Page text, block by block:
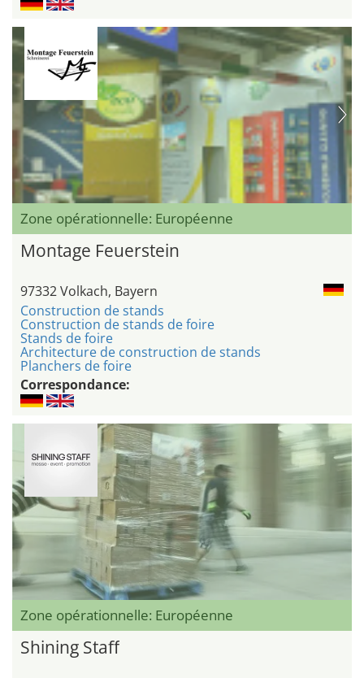
Zone opérationnelle: Européenne
Montage Feuerstein
97332 Volkach, Bayern
Construction de stands
Construction de stands de foire
Stands de foire
Architecture de construction de stands
Planchers de foire
Correspondance:
Zone opérationnelle: Européenne
Shining Staff